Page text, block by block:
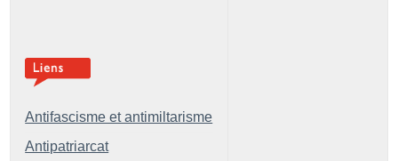
Antifascisme et antimiltarisme
Antipatriarcat